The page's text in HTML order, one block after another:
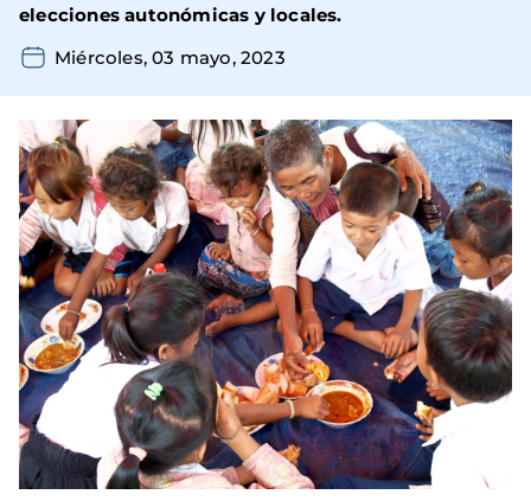
elecciones autonómicas y locales.
Miércoles, 03 mayo, 2023